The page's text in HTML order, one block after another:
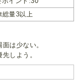
総量3以上
は少ない。
しよう。